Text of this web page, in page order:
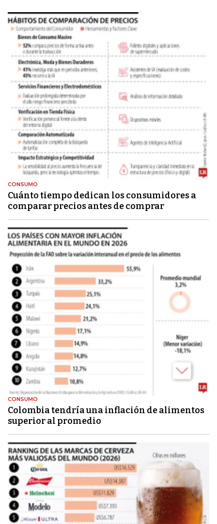
CONSUMO
Cuánto tiempo dedican los consumidores a
comparar precios antes de comprar
CONSUMO
Colombia tendría una inflación de alimentos
superior al promedio